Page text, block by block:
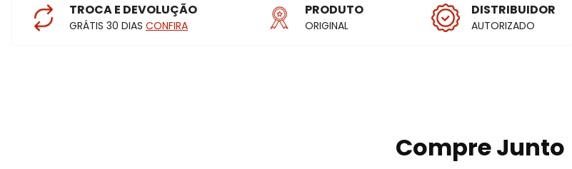
TROCA E DEVOLUÇÃO
GRÁTIS 30 DIAS CONFIRA
PRODUTO
ORIGINAL
DISTRIBUIDOR
AUTORIZADO
Compre Junto